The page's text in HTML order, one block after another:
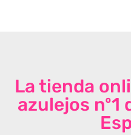
La tienda
azulejos nº1